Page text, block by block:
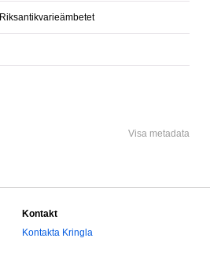
Riksantikvarieämbetet
Visa metadata
Kontakt
Kontakta Kringla